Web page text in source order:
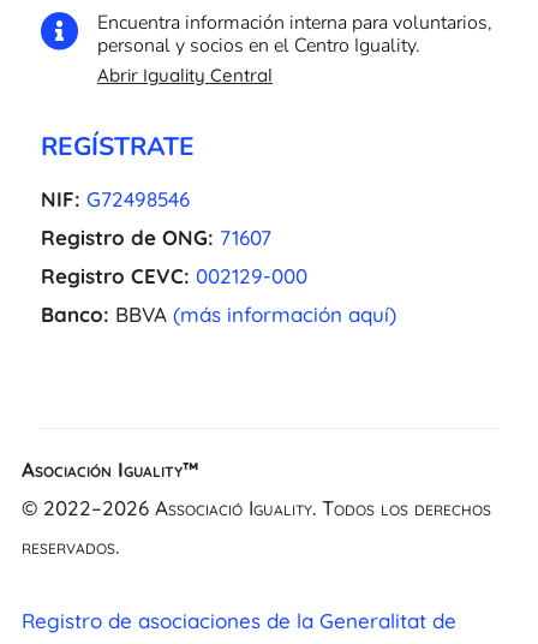

Encuentra información interna para voluntarios,
personal y socios en el Centro Iguality.
Abrir Iguality Central
REGÍSTRATE
NIF: G72498546
Registro de ONG: 71607
Registro CEVC: 002129-000
Banco: BBVA (más información aquí)
Asociación Iguality™
© 2022–2026 Associació Iguality. Todos los derechos
reservados.
Registro de asociaciones de la Generalitat de